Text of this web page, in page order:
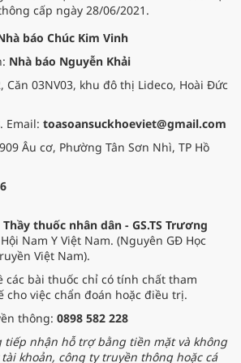
chức uy tín hàng đầu thế giới là
Euromoney, FinanceAsia và Global
Finance.
cấp ngày 28/06/2021.
báo Chúc Kim Vinh
Nhà báo Nguyễn Khải
Căn 03NV03, khu đô thị Lideco, Hoài Đức
. Email: toasoansuckhoeviet@gmail.com
Âu cơ, Phường Tân Sơn Nhì, TP Hồ
Thầy thuốc nhân dân - GS.TS Trương
Nam Y Việt Nam. (Nguyên GĐ Học
Việt Nam).
các bài thuốc chỉ có tính chất tham
cho việc chẩn đoán hoặc điều trị.
thông: 0898 582 228
tiếp nhận hỗ trợ bằng tiền mặt và không
khoản, công ty truyền thông hoặc cá